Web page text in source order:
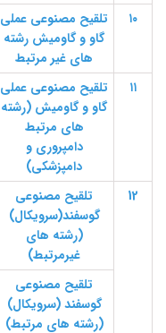
۱۰
تلقیح مصنوعی عملی
گاو و گاومیش رشته
های غیر مرتبط
۱۱
تلقیح مصنوعی عملی
گاو و گاومیش (رشته
های مرتبط
دامپروری و
دامپزشکی)
12
تلقیح مصنوعی
گوسفند(سرویکال)
(رشته های
غیرمرتبط)
تلقیح مصنوعی
گوسفند (سرویکال)
(رشته های مرتبط)